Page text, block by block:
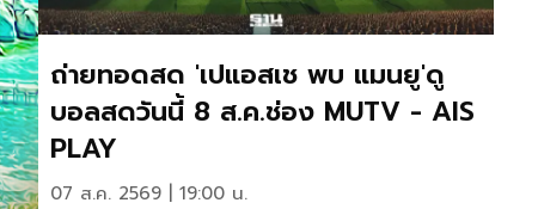
ถ่ายทอดสด 'เปแอสเช พบ แมนยู'ดู
บอลสดวันนี้ 8 ส.ค.ช่อง MUTV - AIS
PLAY
07 ส.ค. 2569 | 19:00 น.